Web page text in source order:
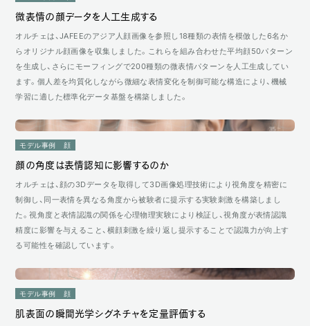
微表情の顔データを人工生成する
オルチェは、JAFEEのアジア人顔画像を参照し18種類の表情を模倣した6名か
らオリジナル顔画像を収集しました。これらを組み合わせた平均顔50パターン
を生成し、さらにモーフィングで200種類の微表情パターンを人工生成してい
ます。個人差を均質化しながら微細な表情変化を制御可能な構造により、機械
学習に適した標準化データ基盤を構築しました。
モデル事例 顔
顔の角度は表情認知に影響するのか
オルチェは、顔の3Dデータを取得して3D画像処理技術により視角度を精密に
制御し、同一表情を異なる角度から被験者に提示する実験刺激を構築しまし
た。視角度と表情認識の関係を心理物理実験により検証し、視角度が表情認識
精度に影響を与えること、横顔刺激を繰り返し提示することで認識力が向上す
る可能性を確認しています。
モデル事例 顔
肌表面の瞬間光学シグネチャを定量評価する